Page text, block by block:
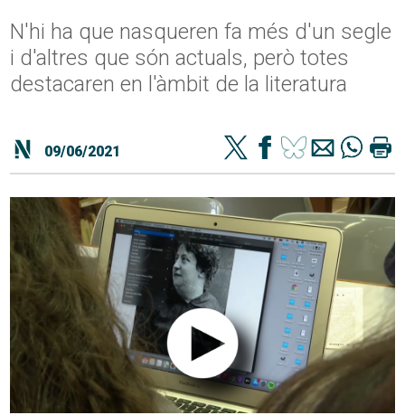
N'hi ha que nasqueren fa més d'un segle
i d'altres que són actuals, però totes
destacaren en l'àmbit de la literatura
09/06/2021